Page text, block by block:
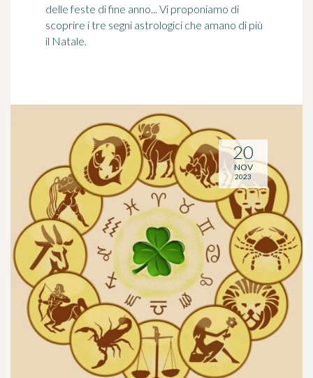
delle feste di fine anno... Vi proponiamo di
scoprire i tre segni astrologici che amano di più
il Natale.
20
NOV
2023